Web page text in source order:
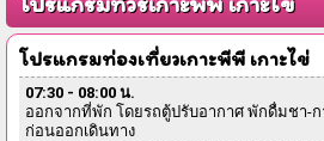
โปรแกรมท่องเที่ยวเกาะพีพี เกาะไข่
07:30 - 08:00 น.
ออกจากที่พัก โดยรถตู้ปรับอากาศ พักดื่มชา-ก
ก่อนออกเดินทาง